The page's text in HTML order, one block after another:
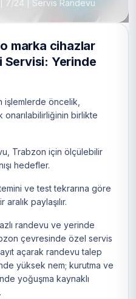
7/24 | Servis Randevu
marka cihazlar
Servisi: Yerinde
işlemlerde öncelik,
birlikte
Trabzon için ölçülebilir
hedefler.
ve test tekrarına göre
paylaşılır.
randevu ve yerinde
çevresinde özel servis
açarak randevu talep
yüksek nem; kurutma ve
yoğuşma kaynaklı